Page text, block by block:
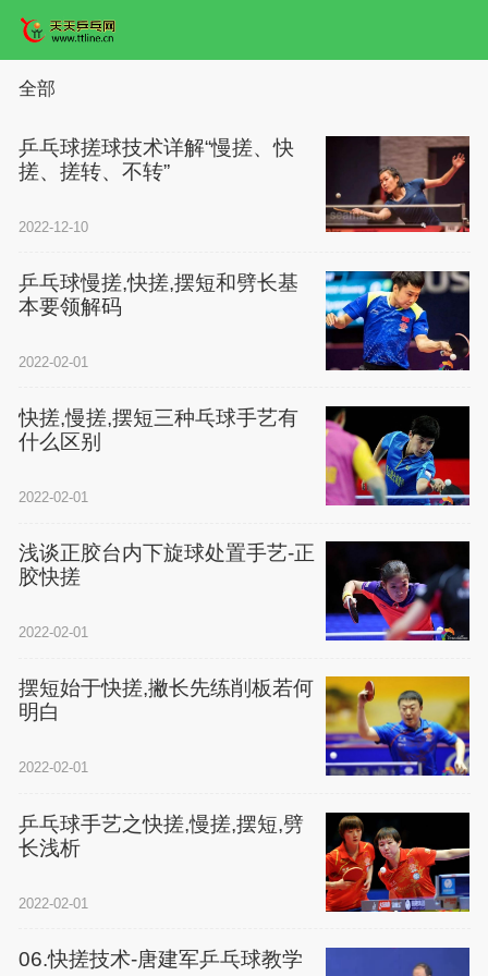
全部
乒乓球搓球技术详解“慢搓、快
搓、搓转、不转”
2022-12-10
乒乓球慢搓,快搓,摆短和劈长基
本要领解码
2022-02-01
快搓,慢搓,摆短三种乓球手艺有
什么区别
2022-02-01
浅谈正胶台内下旋球处置手艺-正
胶快搓
2022-02-01
摆短始于快搓,撇长先练削板若何
明白
2022-02-01
乒乓球手艺之快搓,慢搓,摆短,劈
长浅析
2022-02-01
06.快搓技术-唐建军乒乓球教学